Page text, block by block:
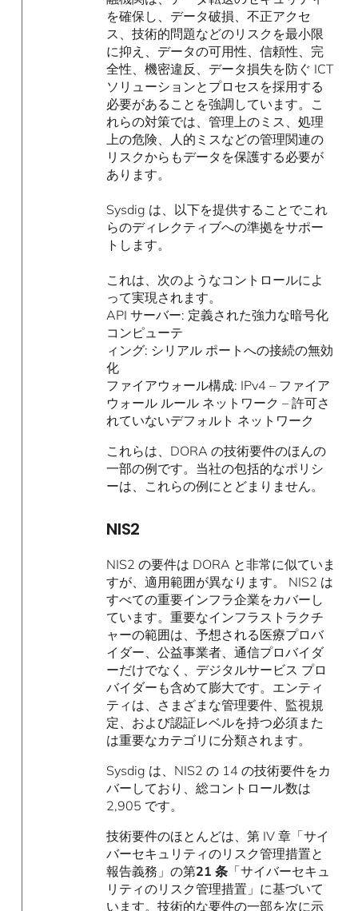
を確保し、データ破損、不正アクセ
ス、技術的問題などのリスクを最小限
に抑え、データの可用性、信頼性、完
全性、機密違反、データ損失を防ぐ ICT
ソリューションとプロセスを採用する
必要があることを強調しています。こ
れらの対策では、管理上のミス、処理
上の危険、人的ミスなどの管理関連の
リスクからもデータを保護する必要が
あります。
Sysdig は、以下を提供することでこれ
らのディレクティブへの準拠をサポー
トします。
これは、次のようなコントロールによ
って実現されます。
API サーバー: 定義された強力な暗号化
コンピューテ
ィング: シリアル ポートへの接続の無効
化
ファイアウォール構成: IPv4 – ファイア
ウォール ルール ネットワーク – 許可さ
れていないデフォルト ネットワーク
これらは、DORA の技術要件のほんの
一部の例です。当社の包括的なポリシ
ーは、これらの例にとどまりません。
NIS2
NIS2 の要件は DORA と非常に似ていま
すが、適用範囲が異なります。 NIS2 は
すべての重要インフラ企業をカバーし
ています。重要なインフラストラクチ
ャーの範囲は、予想される医療プロバ
イダー、公益事業者、通信プロバイダ
ーだけでなく、デジタルサービス プロ
バイダーも含めて膨大です。エンティ
ティは、さまざまな管理要件、監視規
定、および認証レベルを持つ必須また
は重要なカテゴリに分類されます。
Sysdig は、NIS2 の 14 の技術要件をカ
バーしており、総コントロール数は
2,905 です。
技術要件のほとんどは、第 IV 章「サイ
バーセキュリティのリスク管理措置と
報告義務」の第21 条 「サイバーセキュ
リティのリスク管理措置」に基づいて
います。技術的な要件の一部を次に示